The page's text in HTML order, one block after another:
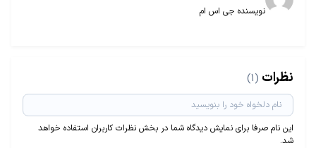
نویسنده جی اس ام
نظرات (1)
این نام صرفا برای نمایش دیدگاه شما در بخش نظرات کاربران استفاده خواهد
شد.